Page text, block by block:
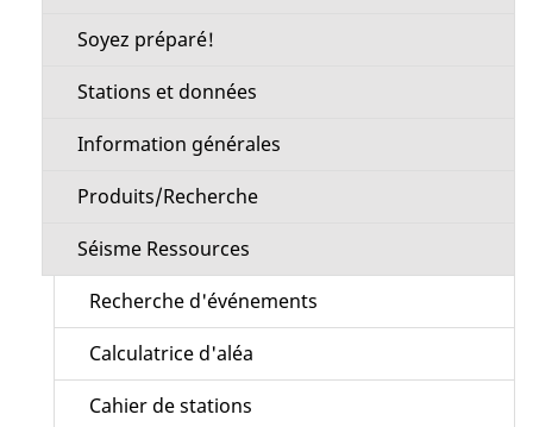
Soyez préparé!
Stations et données
Information générales
Produits/Recherche
Séisme Ressources
Recherche d'événements
Calculatrice d'aléa
Cahier de stations